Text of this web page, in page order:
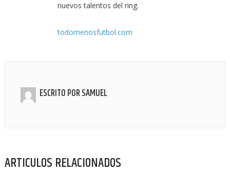
nuevos talentos del ring.
todomenosfutbol.com
ESCRITO PORSAMUEL
ARTICULOS RELACIONADOS